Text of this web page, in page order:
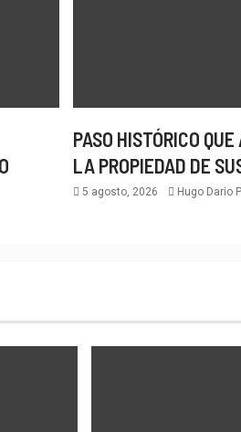
PASO HISTÓRICO
LA PROPIEDAD DE
5 agosto, 2026 Hugo Dario